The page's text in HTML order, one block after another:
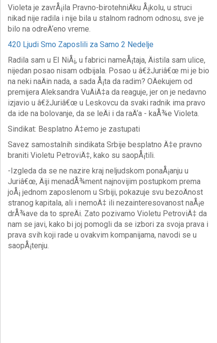
Violeta je zavrÅ¡ila Pravno-birotehniÄku Å¡kolu, u struci
nikad nije radila i nije bila u stalnom radnom odnosu, sve je
bilo na odreÄ‘eno vreme.
420 Ljudi Smo Zaposlili za Samo 2 Nedelje
Radila sam u EI NiÅ¡, u fabrici nameÅ¡taja, Äistila sam ulice,
nijedan posao nisam odbijala. Posao u â€žJuriâ€œ mi je bio
na neki naÄin nada, a sada Å¡ta da radim? OÄekujem od
premijera Aleksandra VuÄiÄ‡a da reaguje, jer on je nedavno
izjavio u â€žJuriâ€œ u Leskovcu da svaki radnik ima pravo
da ide na bolovanje, da se leÄi i da raÄ‘a - kaÅ¾e Violeta.
Sindikat: Besplatno Ä‡emo je zastupati
Savez samostalnih sindikata Srbije besplatno Ä‡e pravno
braniti Violetu PetroviÄ‡, kako su saopÅ¡tili.
-Izgleda da se ne nazire kraj neljudskom ponaÅ¡anju u
Juriâ€œ, Äiji menadÅ¾ment najnovijim postupkom prema
joÅ¡ jednom zaposlenom u Srbiji, pokazuje svu bezoÄnost
stranog kapitala, ali i nemoÄ‡ ili nezainteresovanost naÅ¡e
drÅ¾ave da to spreÄi. Zato pozivamo Violetu PetroviÄ‡ da
nam se javi, kako bi joj pomogli da se izbori za svoja prava i
prava svih koji rade u ovakvim kompanijama, navodi se u
saopÅ¡tenju.